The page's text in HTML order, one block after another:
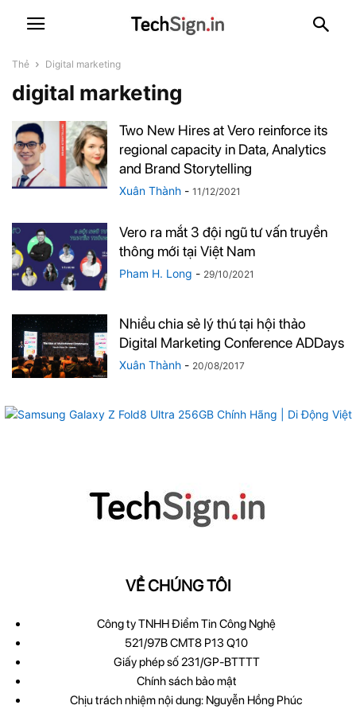
Thẻ Digital marketing
digital marketing
Two New Hires at Vero reinforce its
regional capacity in Data, Analytics
and Brand Storytelling
Xuân Thành - 11/12/2021
Vero ra mắt 3 đội ngũ tư vấn truyền
thông mới tại Việt Nam
Pham H. Long - 29/10/2021
Nhiều chia sẻ lý thú tại hội thảo
Digital Marketing Conference ADDays
Xuân Thành - 20/08/2017
VỀ CHÚNG TÔI
Công ty TNHH Điểm Tin Công Nghệ
521/97B CMT8 P13 Q10
Giấy phép số 231/GP-BTTTT
Chính sách bảo mật
Chịu trách nhiệm nội dung: Nguyễn Hồng Phúc